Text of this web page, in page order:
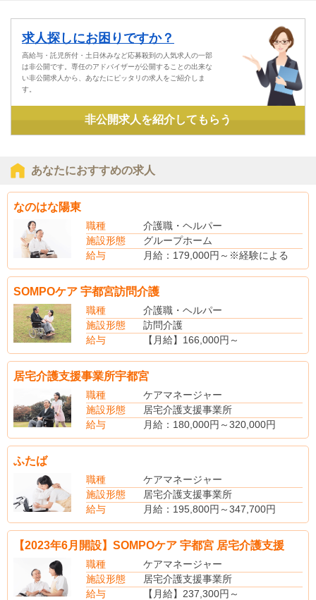
求人探しにお困りですか？
高給与・託児所付・土日休みなど応募殺到の人気求人の一部
は非公開です。専任のアドバイザーが公開することの出来な
い非公開求人から、あなたにピッタリの求人をご紹介しま
す。
非公開求人を紹介してもらう
あなたにおすすめの求人
なのはな陽東
職種
介護職・ヘルパー
施設形態
グループホーム
給与
月給：179,000円～※経験による
(別途手当)
介護職員処遇改善加算支給
賞与あり（昨年度実績・年2回・2.5ヵ月分支給)
SOMPOケア 宇都宮訪問介護
職種
介護職・ヘルパー
施設形態
訪問介護
給与
【月給】166,000円～
【賞与】年2回
【社会保険】完備
【退職金制度】あり
居宅介護支援事業所宇都宮
職種
ケアマネージャー
施設形態
居宅介護支援事業所
給与
月給：180,000円～320,000円
(手当内訳)
件数達成手当
賞与あり(昨年度実績・年2回･計4.00月分支給)
ふたば
職種
ケアマネージャー
施設形態
居宅介護支援事業所
給与
月給：195,800円～347,700円
（別途手当）
扶養手当：8,000円
家族手当：6,000円
保育手当：3,800円
賞与あり（昨年度実績・年2回・3.0ヵ月分支給）
【2023年6月開設】SOMPOケア 宇都宮 居宅介護支援
職種
ケアマネージャー
施設形態
居宅介護支援事業所
給与
【月給】237,300円～